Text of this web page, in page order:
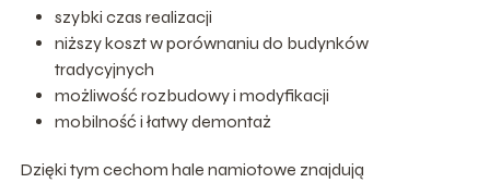
szybki czas realizacji
niższy koszt w porównaniu do budynków
tradycyjnych
możliwość rozbudowy i modyfikacji
mobilność i łatwy demontaż
Dzięki tym cechom hale namiotowe znajdują